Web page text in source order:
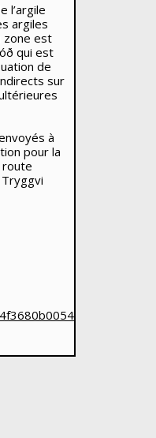
l’argile
argiles
zone est
qui est
de
sur
à
pour la
route